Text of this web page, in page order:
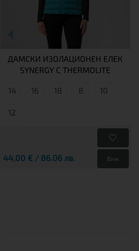
ДАМСКИ ИЗОЛАЦИОНЕН ЕЛЕК
SYNERGY С THERMOLITE
14 16 18 8 10
12
44,00 € / 86.06 лв. Виж